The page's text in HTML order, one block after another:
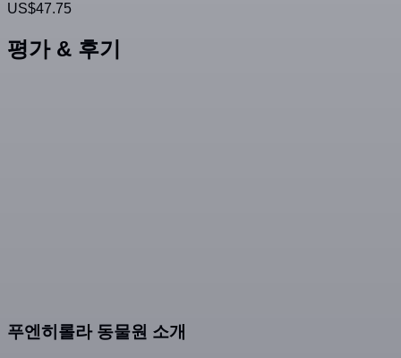
US$47.75
평가 & 후기
푸엔히롤라 동물원 소개